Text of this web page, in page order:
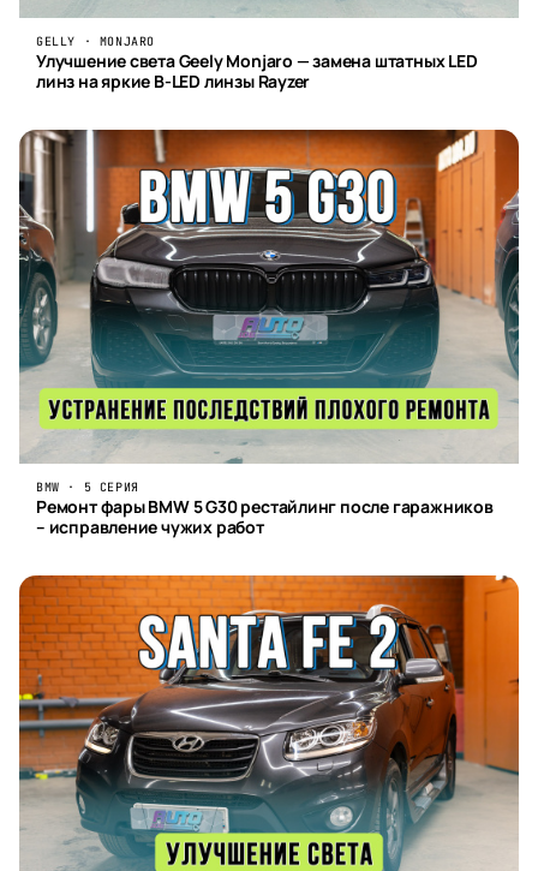
GELLY · MONJARO
Улучшение света Geely Monjaro — замена штатных LED
линз на яркие B-LED линзы Rayzer
BMW · 5 СЕРИЯ
Ремонт фары BMW 5 G30 рестайлинг после гаражников
– исправление чужих работ